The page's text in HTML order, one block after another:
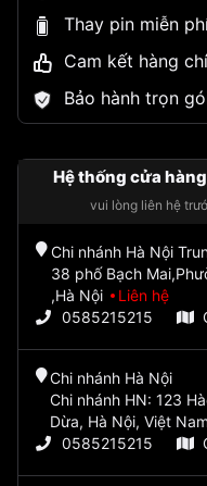
Thay pin miễn
Cam kết hàng
Bảo hành trọn
Hệ thống cửa
vui lòng liên hệ
Chi nhánh Hà Nội
38 phố Bạch
,Hà Nội
Liên hệ
0585215215
Chi nhánh Hà Nội
Chi nhánh HN: 123
Dừa, Hà Nội, Việt Nam
0585215215